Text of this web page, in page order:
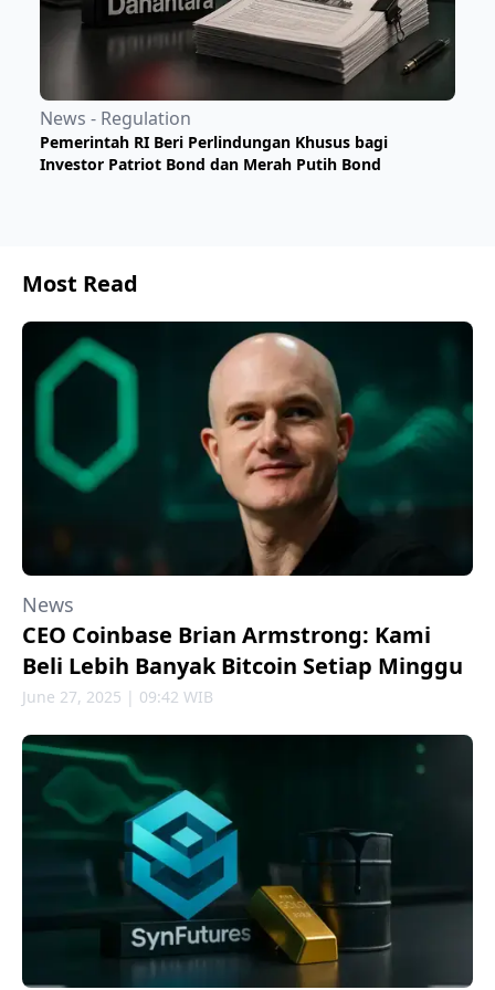
News - Regulation
Pemerintah RI Beri Perlindungan Khusus bagi
Investor Patriot Bond dan Merah Putih Bond
Most Read
News
CEO Coinbase Brian Armstrong: Kami
Beli Lebih Banyak Bitcoin Setiap Minggu
June 27, 2025 | 09:42 WIB